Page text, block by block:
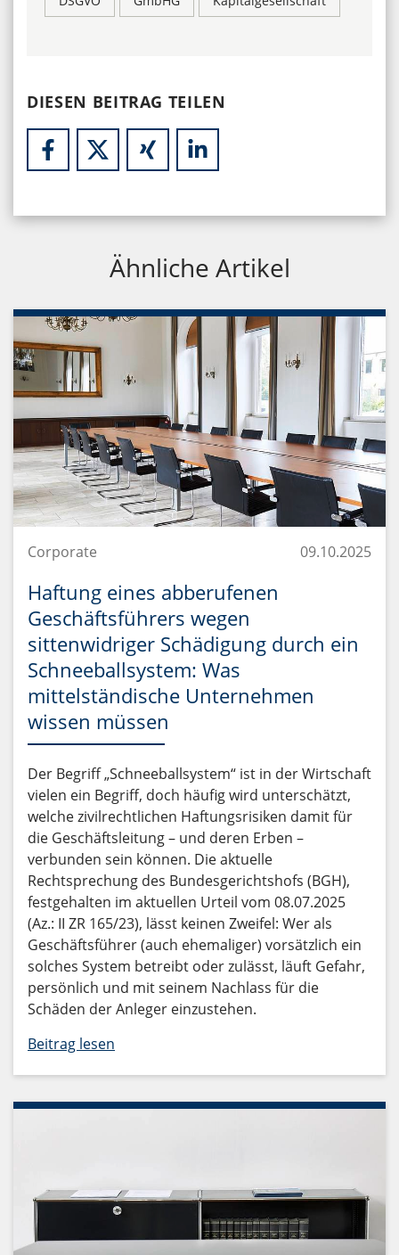
DIESEN BEITRAG TEILEN
Ähnliche Artikel
Corporate 09.10.2025
Haftung eines abberufenen
Geschäftsführers wegen
sittenwidriger Schädigung durch ein
Schneeballsystem: Was
mittelständische Unternehmen
wissen müssen
Der Begriff „Schneeballsystem“ ist in der Wirtschaft
vielen ein Begriff, doch häufig wird unterschätzt,
welche zivilrechtlichen Haftungsrisiken damit für
die Geschäftsleitung – und deren Erben –
verbunden sein können. Die aktuelle
Rechtsprechung des Bundesgerichtshofs (BGH),
festgehalten im aktuellen Urteil vom 08.07.2025
(Az.: II ZR 165/23), lässt keinen Zweifel: Wer als
Geschäftsführer (auch ehemaliger) vorsätzlich ein
solches System betreibt oder zulässt, läuft Gefahr,
persönlich und mit seinem Nachlass für die
Schäden der Anleger einzustehen.
Beitrag lesen